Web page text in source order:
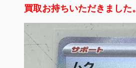
買取お持ちいただきました